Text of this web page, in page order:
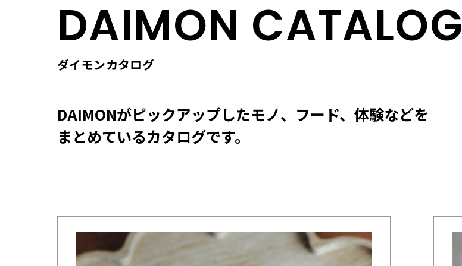
DAIMON CATALOG
ダイモンカタログ
DAIMONがピックアップしたモノ、フード、体験などを
まとめているカタログです。